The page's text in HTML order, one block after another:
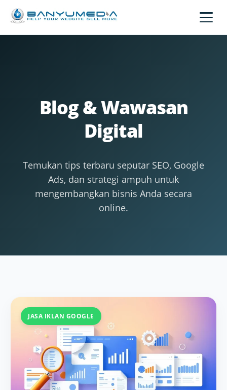
Blog & Wawasan
Digital
Temukan tips terbaru seputar SEO, Google
Ads, dan strategi ampuh untuk
mengembangkan bisnis Anda secara
online.
JASA IKLAN GOOGLE